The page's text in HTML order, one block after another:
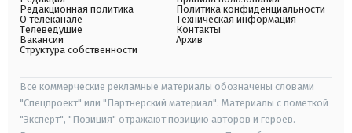
Редакционная политика
О телеканале
Телеведущие
Вакансии
Структура собственности
Политика конфиденциальности
Техническая информация
Контакты
Архив
Все коммерческие рекламные материалы обозначены словами
"Спецпроект" или "Партнерский материал". Материалы с пометкой
"Эксперт", "Позиция" отражают позицию авторов и героев.